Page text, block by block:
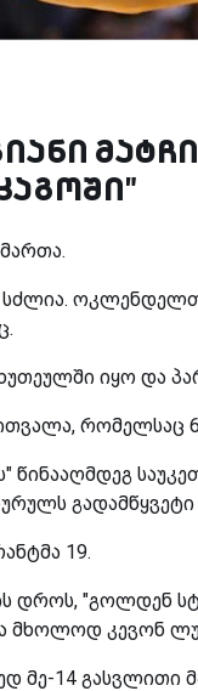
იყო და
რომელსაც
წინააღმდეგ
გადამწყვეტი
19.
დროს, "გოლდენ
მხოლოდ კევონ
მე-14 გასვლითი